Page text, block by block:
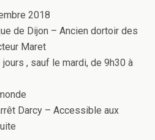
2018
de Dijon – Ancien dortoir des
Maret
, sauf le mardi, de 9h30 à
Darcy – Accessible aux